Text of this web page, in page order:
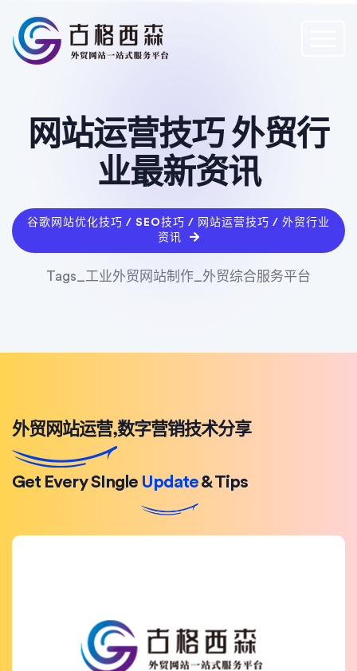
网站运营技巧 外贸行
业最新资讯
谷歌网站优化技巧 / SEO技巧 / 网站运营技巧 / 外贸行业
资讯
Tags_工业外贸网站制作_外贸综合服务平台
外贸网站运营,数字营销技术分享
Get Every SIngle Update& Tips